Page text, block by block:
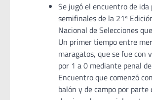
Se jugó el encuentro de ida
semifinales de la 21ª
Nacional de Selecciones
Un primer tiempo entre
maragatos, que se fue con
por 1 a 0 mediante penal
Encuentro que comenzó
balón y de campo por parte